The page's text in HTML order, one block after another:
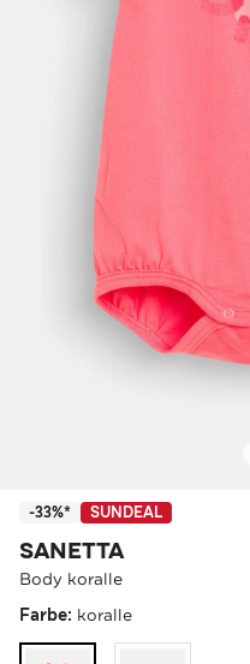
-33%* SUNDEAL
SANETTA
Body koralle
Farbe: koralle